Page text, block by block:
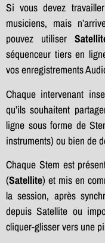
Si vous devez
musiciens, mais
pouvez utiliser
séquenceur tiers en
vos enregistrements
Chaque intervenant
qu’ils souhaitent
ligne sous forme de
instruments) ou bien de
Chaque Stem est
(Satellite) et mis en
la session, après
depuis Satellite ou
cliquer-glisser vers une